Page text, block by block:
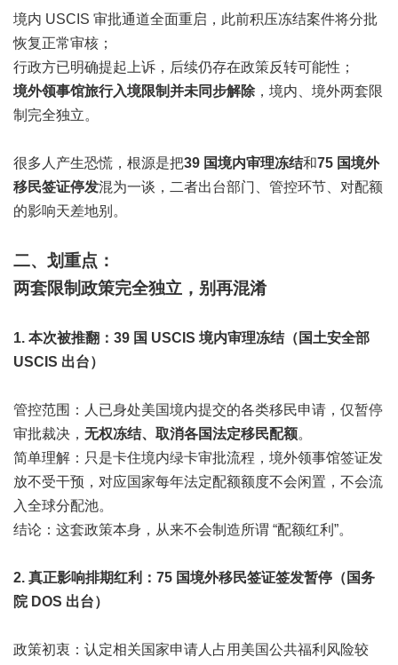
境内 USCIS 审批通道全面重启，此前积压冻结案件将分批
恢复正常审核；
行政方已明确提起上诉，后续仍存在政策反转可能性；
境外领事馆旅行入境限制并未同步解除，境内、境外两套限
制完全独立。
很多人产生恐慌，根源是把39 国境内审理冻结和75 国境外
移民签证停发混为一谈，二者出台部门、管控环节、对配额
的影响天差地别。
二、划重点：
两套限制政策完全独立，别再混淆
1. 本次被推翻：39 国 USCIS 境内审理冻结（国土安全部
USCIS 出台）
管控范围：人已身处美国境内提交的各类移民申请，仅暂停
审批裁决， 无权冻结、取消各国法定移民配额。
简单理解：只是卡住境内绿卡审批流程，境外领事馆签证发
放不受干预，对应国家每年法定配额额度不会闲置，不会流
入全球分配池。
结论：这套政策本身，从来不会制造所谓 “配额红利”。
2. 真正影响排期红利：75 国境外移民签证签发暂停（国务
院 DOS 出台）
政策初衷：认定相关国家申请人占用美国公共福利风险较